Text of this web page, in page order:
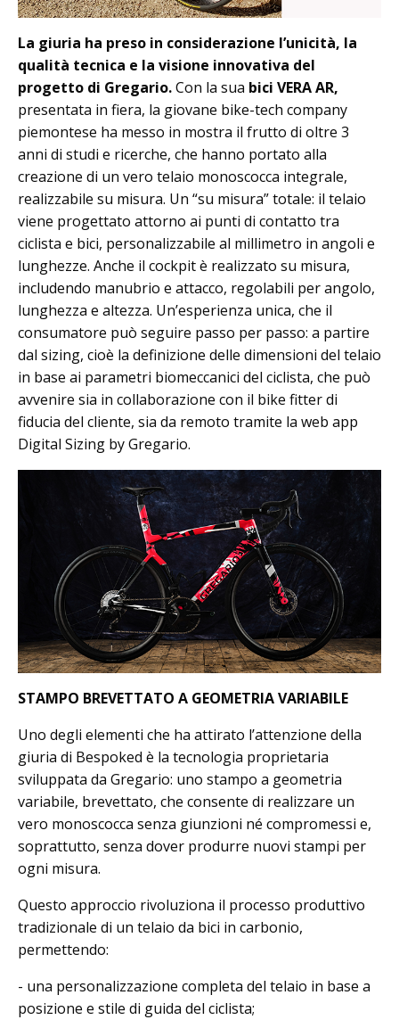
La giuria ha preso in considerazione l’unicità, la
qualità tecnica e la visione innovativa del
progetto di Gregario.Con la sua bici VERA AR,
presentata in fiera, la giovane bike-tech company
piemontese ha messo in mostra il frutto di oltre 3
anni di studi e ricerche, che hanno portato alla
creazione di un vero telaio monoscocca integrale,
realizzabile su misura. Un “su misura” totale: il telaio
viene progettato attorno ai punti di contatto tra
ciclista e bici, personalizzabile al millimetro in angoli e
lunghezze. Anche il cockpit è realizzato su misura,
includendo manubrio e attacco, regolabili per angolo,
lunghezza e altezza. Un’esperienza unica, che il
consumatore può seguire passo per passo: a partire
dal sizing, cioè la definizione delle dimensioni del telaio
in base ai parametri biomeccanici del ciclista, che può
avvenire sia in collaborazione con il bike fitter di
fiducia del cliente, sia da remoto tramite la web app
Digital Sizing by Gregario.
STAMPO BREVETTATO A GEOMETRIA VARIABILE
Uno degli elementi che ha attirato l’attenzione della
giuria di Bespoked è la tecnologia proprietaria
sviluppata da Gregario: uno stampo a geometria
variabile, brevettato, che consente di realizzare un
vero monoscocca senza giunzioni né compromessi e,
soprattutto, senza dover produrre nuovi stampi per
ogni misura.
Questo approccio rivoluziona il processo produttivo
tradizionale di un telaio da bici in carbonio,
permettendo:
- una personalizzazione completa del telaio in base a
posizione e stile di guida del ciclista;